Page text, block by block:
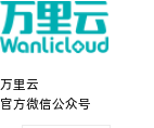
万里云
官方微信公众号